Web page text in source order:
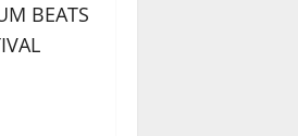
BEATS